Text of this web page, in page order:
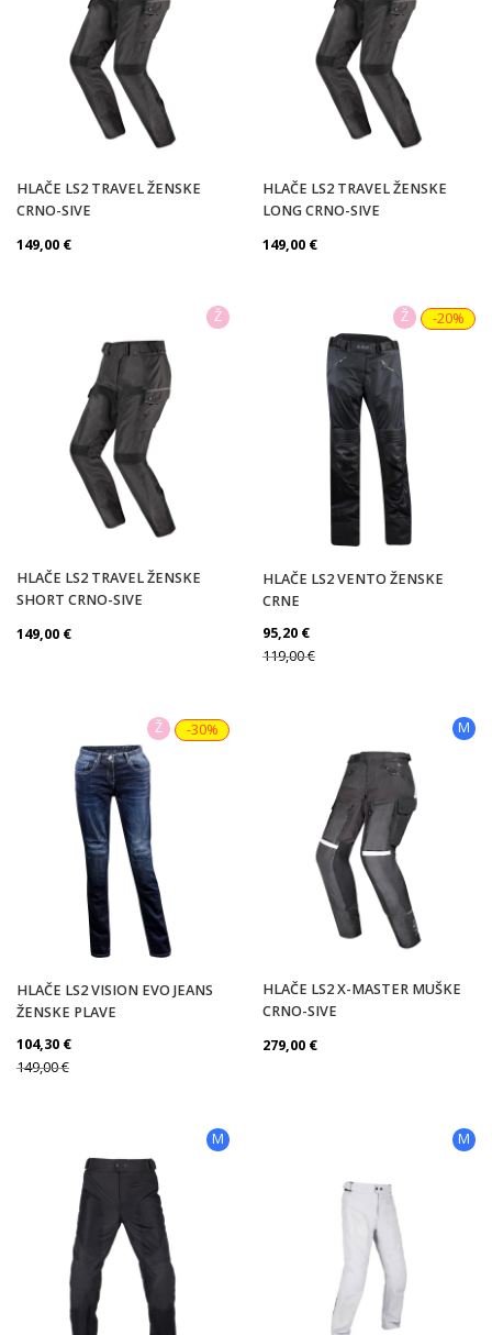
HLAČE LS2 TRAVEL ŽENSKE
CRNO-SIVE
149,00 €
HLAČE LS2 TRAVEL ŽENSKE
LONG CRNO-SIVE
149,00 €
Ž
HLAČE LS2 TRAVEL ŽENSKE
SHORT CRNO-SIVE
149,00 €
Ž -20%
HLAČE LS2 VENTO ŽENSKE
CRNE
95,20 €
119,00€
Ž -30%
HLAČE LS2 VISION EVO JEANS
ŽENSKE PLAVE
104,30 €
149,00€
M
HLAČE LS2 X-MASTER MUŠKE
CRNO-SIVE
279,00 €
M M